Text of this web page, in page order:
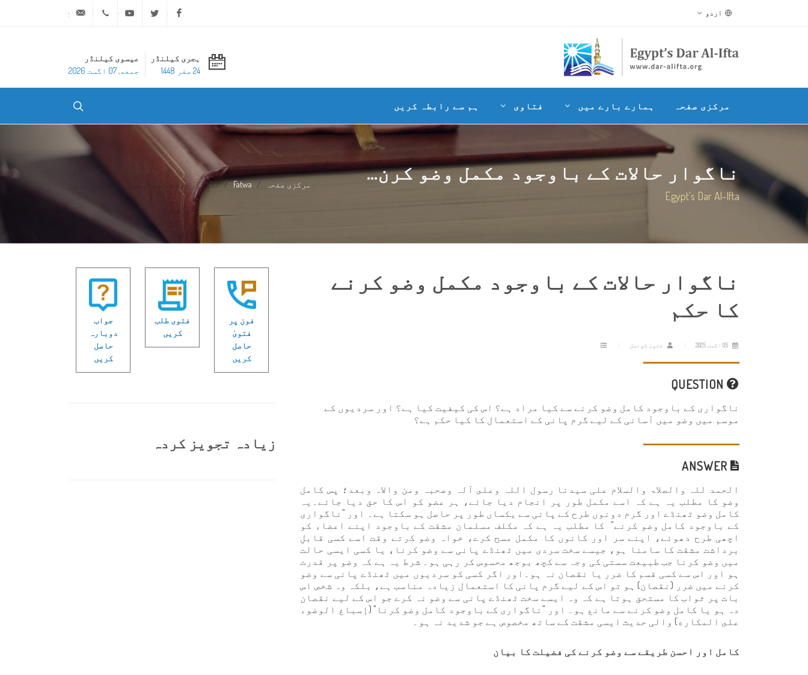
اردو Facebook
Twitter
Youtube
ہجری کیلنڈر
24 صفر 1448
عیسوی کیلنڈر
جمعه, 07 اگست 2026
مرکزی صفحہ ہمارے بارے میں فتاوی ہم سے رابطہ کریں
ناگوار حالات کے باوجود مکمل وضو کرن...
Egypt's Dar Al-Ifta
مرکزی صفحہ Fatwa ناگوار حالات کے باوجود مکمل وضو کرن...
ناگوار حالات کے باوجود مکمل وضو کرنے
کا حکم
فتویٰ کونسل
ناگواری کے باوجود کامل وضو کرنے سے کیا مراد ہے؟ اس کی کیفیت کیا ہے؟ اور سردیوں کے
موسم میں وضو میں آسانی کے لیے گرم پانی کے استعمال کا کیا حکم ہے؟
الحمد للہ والصلاۃ والسلام علی سیدنا رسول اللہ وعلى آلہ وصحبہ ومن والاہ وبعد؛ پس کامل
وضو کا مطلب یہ ہے کہ اسے مکمل طور پر انجام دیا جائے، ہر عضو کو اس کا حق دیا جائے۔یہ
کامل وضو ٹھنڈے اور گرم دونوں طرح کے پانی سے یکساں طور پر حاصل ہو سکتا ہے۔ اور "ناگواری
کے باوجود کامل وضو کرنے" کا مطلب یہ ہے کہ مکلف مسلمان مشقت کے باوجود اپنے اعضاء کو
اچھی طرح دھوئے، اپنے سر اور کانوں کا مکمل مسح کرے، خواہ وضو کرتے وقت اسے کسی قابلِ
برداشت مشقت کا سامنا ہو، جیسے سخت سردی میں ٹھنڈے پانی سے وضو کرنا، یا کسی ایسی حالت
میں وضو کرنا جب طبیعت سستی کی وجہ سے کچھ بوجھ محسوس کر رہی ہو۔ شرط یہ ہے کہ وضو پر قدرت
ہو اور اس سے کسی قسم کا ضرر یا نقصان نہ ہو۔اور اگر کسی کو سردیوں میں ٹھنڈے پانی سے وضو
کرنے میں ضرر (نقصان) ہو تو اس کے لیے گرم پانی کا استعمال زیادہ مناسب ہے، بلکہ وہ شخص اس
بات پر ثواب کا مستحق ہوتا ہے کہ وہ ایسے سخت ٹھنڈے پانی سے وضو نہ کرے جو اس کے لیے نقصان
دہ ہو یا کامل وضو کرنے سے مانع ہو۔ اور "ناگواری کے باوجود کامل وضو کرنا" (إسباغ الوضوء
على المكاره) والی حدیث ایسی مشقت کے ساتھ مخصوص ہے جو شدید نہ ہو۔
کامل اور احسن طریقے سے وضو کرنے کی فضیلت کا بیان
فون پر
فتویٰ
حاصل
کریں
فتوی طلب
کریں
جواب
دوبارہ
حاصل
کریں
زیادہ تجویز کردہ